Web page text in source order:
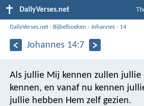
DailyVerses.net
DailyVerses.net › Bijbelboeken ›Johannes › 14
Johannes 14:7
Als jullie Mij kennen zullen jullie
kennen, en vanaf nu kennen
jullie hebben Hem zelf gezien.